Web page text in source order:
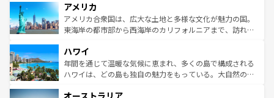
ンツ一覧を参照してほしい。
の建物がそのまま残る町や、スイスならではのユニークな
博物館もあり、アルプス観光だけでなく町歩きも満喫する
ことができる。国民の所得が高いため物価も高いが、旅行
ば市内交通費無料で観光を楽しむこともできる。 なお、新
着のスイス情報はコンテンツ一覧 を参照してほしい。
アメリカ
アメリカ合衆国は、広大な土地と多様な文化が魅力の国。
東海岸の都市部から西海岸のカリフォルニアまで、訪れる
のような巨大都市は、観光、ショッピング、エンターテイ
ンメントが詰まった刺激的なスポットだ。一方、アメリカ
西部には大自然が広がり、グランドキャニオンやイエロー
部のニューオーリンズでは、音楽と美食が融合した独特の
ハワイ
年間を通じて温暖な気候に恵まれ、多くの島で構成される
ハワイは、どの島も独自の魅力をもっている。大自然の神
ワイ島は見逃せない。また、定番の観光地といえばオアフ
オーストラリア